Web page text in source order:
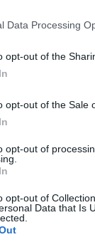
Data Processing
opt-out of the
opt-out of the Sale
opt-out of
opt-out of
Data that Is
ker belső-